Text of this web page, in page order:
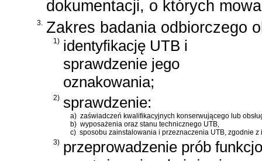
dokumentacji, o których
3. Zakres badania odbiorczego
1) identyfikację UTB i
sprawdzenie jego
oznakowania;
2) sprawdzenie:
a) zaświadczeń kwalifikacyjnych konserwującego lub
b) wyposażenia oraz stanu technicznego UTB,
c) sposobu zainstalowania i przeznaczenia UTB, zgodnie z
3) przeprowadzenie prób